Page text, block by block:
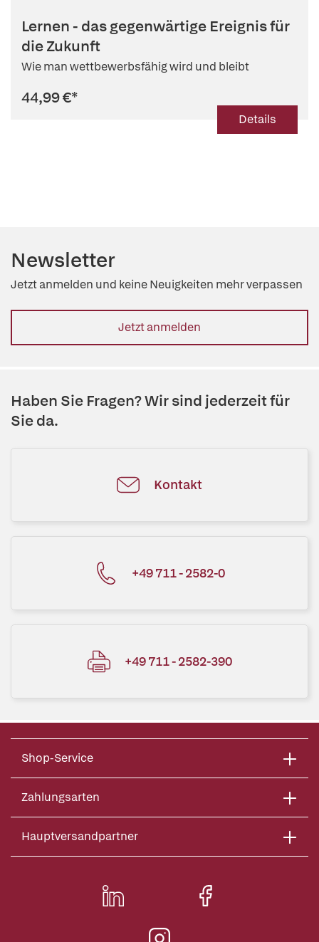
Lernen - das gegenwärtige Ereignis für
die Zukunft
Wie man wettbewerbsfähig wird und bleibt
44,99 €*
Details
Newsletter
Jetzt anmelden und keine Neuigkeiten mehr verpassen
Jetzt anmelden
Haben Sie Fragen? Wir sind jederzeit für
Sie da.
Kontakt
+49 711 - 2582-0
+49 711 - 2582-390
Shop-Service
Zahlungsarten
Hauptversandpartner